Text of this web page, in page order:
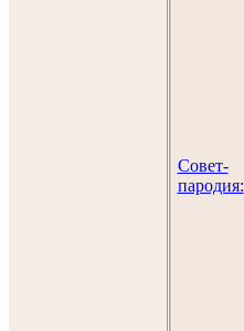
Cовет-
пародия: